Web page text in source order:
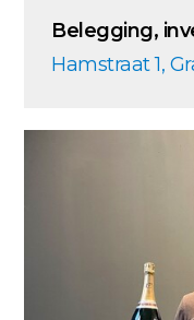
Belegging,
Hamstraat 1,